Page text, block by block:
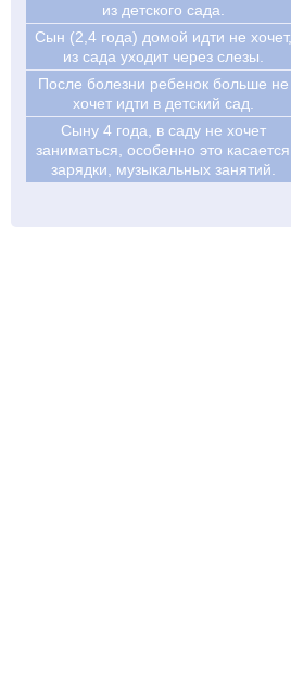
из детского сада.
Сын (2,4 года) домой идти не хочет,
из сада уходит через слезы.
После болезни ребенок больше не
хочет идти в детский сад.
Сыну 4 года, в саду не хочет
заниматься, особенно это касается
зарядки, музыкальных занятий.